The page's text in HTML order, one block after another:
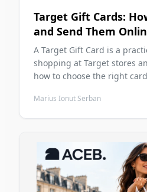
Target Gift Cards:
and Send Them
A Target Gift Card is a
shopping at Target stores
how to choose the right
common mistakes before
Marius Ionut Serban